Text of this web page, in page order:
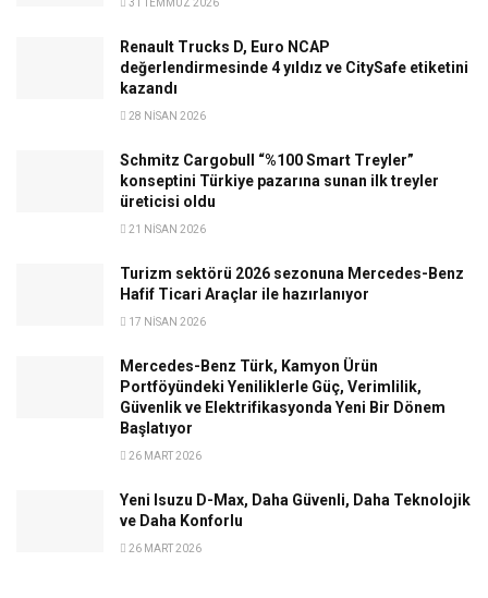
31 TEMMUZ 2026
Renault Trucks D, Euro NCAP
değerlendirmesinde 4 yıldız ve CitySafe etiketini
kazandı
28 NISAN 2026
Schmitz Cargobull “%100 Smart Treyler”
konseptini Türkiye pazarına sunan ilk treyler
üreticisi oldu
21 NISAN 2026
Turizm sektörü 2026 sezonuna Mercedes-Benz
Hafif Ticari Araçlar ile hazırlanıyor
17 NISAN 2026
Mercedes-Benz Türk, Kamyon Ürün
Portföyündeki Yeniliklerle Güç, Verimlilik,
Güvenlik ve Elektrifikasyonda Yeni Bir Dönem
Başlatıyor
26 MART 2026
Yeni Isuzu D-Max, Daha Güvenli, Daha Teknolojik
ve Daha Konforlu
26 MART 2026